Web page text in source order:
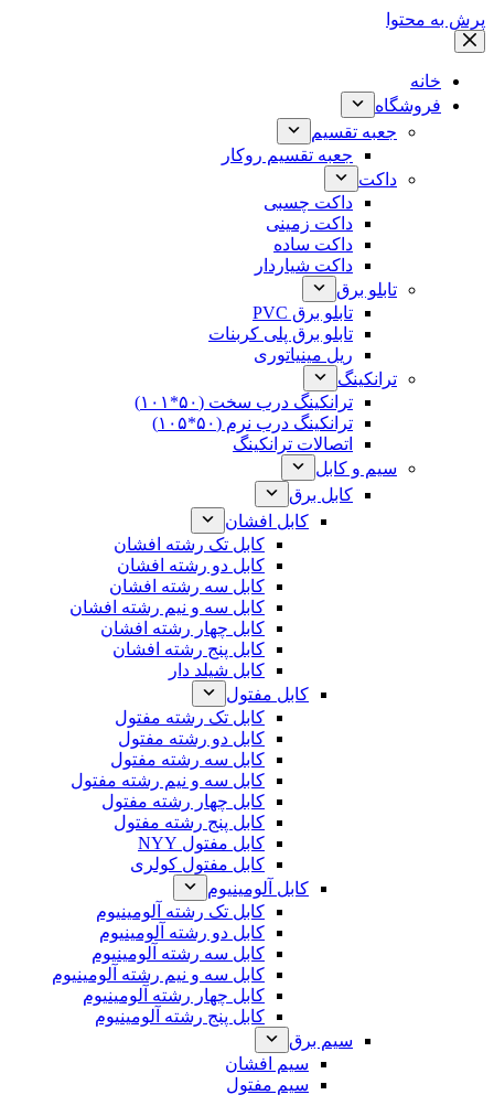
پرش به محتوا
خانه
فروشگاه
جعبه تقسیم
جعبه تقسیم روکار
داکت
داکت چسبی
داکت زمینی
داکت ساده
داکت شیاردار
تابلو برق
تابلو برق PVC
تابلو برق پلی کربنات
ریل مینیاتوری
ترانکینگ
ترانکینگ درب سخت (۵۰*۱۰۱)
ترانکینگ درب نرم (۵۰*۱۰۵)
اتصالات ترانکینگ
سیم و کابل
کابل برق
کابل افشان
کابل تک رشته افشان
کابل دو رشته افشان
کابل سه رشته افشان
کابل سه و نیم رشته افشان
کابل چهار رشته افشان
کابل پنج رشته افشان
کابل شیلد دار
کابل مفتول
کابل تک رشته مفتول
کابل دو رشته مفتول
کابل سه رشته مفتول
کابل سه و نیم رشته مفتول
کابل چهار رشته مفتول
کابل پنج رشته مفتول
کابل مفتول NYY
کابل مفتول کولری
کابل آلومینیوم
کابل تک رشته آلومینیوم
کابل دو رشته آلومینیوم
کابل سه رشته آلومینیوم
کابل سه و نیم رشته آلومینیوم
کابل چهار رشته آلومینیوم
کابل پنج رشته آلومینیوم
سیم برق
سیم افشان
سیم مفتول